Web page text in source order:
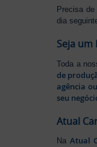
Precisa de
dia
Seja um
Toda a
de
agência
seu
Atual
NaAtual